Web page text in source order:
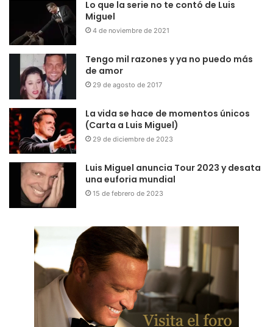
Lo que la serie no te contó de Luis
Miguel
4 de noviembre de 2021
Tengo mil razones y ya no puedo más
de amor
29 de agosto de 2017
La vida se hace de momentos únicos
(Carta a Luis Miguel)
29 de diciembre de 2023
Luis Miguel anuncia Tour 2023 y desata
una euforia mundial
15 de febrero de 2023